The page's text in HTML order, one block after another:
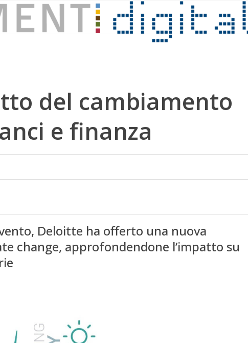
del cambiamento
e finanza
Deloitte ha offerto una nuova
change, approfondendone l’impatto su